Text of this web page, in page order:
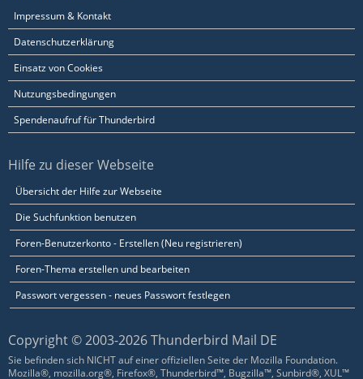
Impressum & Kontakt
Datenschutzerklärung
Einsatz von Cookies
Nutzungsbedingungen
Spendenaufruf für Thunderbird
Hilfe zu dieser Webseite
Übersicht der Hilfe zur Webseite
Die Suchfunktion benutzen
Foren-Benutzerkonto - Erstellen (Neu registrieren)
Foren-Thema erstellen und bearbeiten
Passwort vergessen - neues Passwort festlegen
Copyright © 2003-2026 Thunderbird Mail DE
Sie befinden sich NICHT auf einer offiziellen Seite der Mozilla Foundation.
Mozilla®, mozilla.org®, Firefox®, Thunderbird™, Bugzilla™, Sunbird®, XUL™